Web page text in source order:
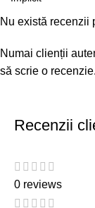
Nu există recenzii
Numai clienții
să scrie o recenzie.
Recenzii
0 reviews